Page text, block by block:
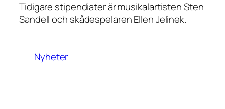
Tidigare stipendiater är musikalartisten Sten
Sandell och skådespelaren Ellen Jelinek.
Nyheter